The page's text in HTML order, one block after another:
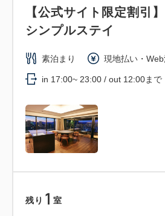
【公式サイト限定割引
シンプルステイ
素泊まり 現地払い・
in 17:00~ 23:00 / out 12:00まで
残り 1 室